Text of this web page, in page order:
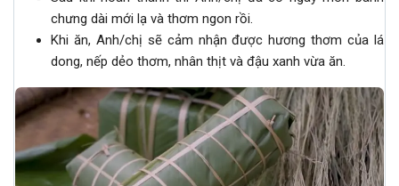
chưng dài mới lạ và thơm ngon rồi.
Khi ăn, Anh/chị sẽ cảm nhận được hương thơm của lá
dong, nếp dẻo thơm, nhân thịt và đậu xanh vừa ăn.